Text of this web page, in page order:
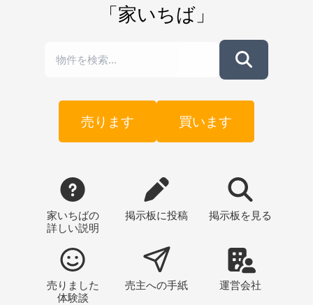
「家いちば」
売ります 買います
家いちばの
詳しい説明
掲示板に投稿 掲示板 を見る
売りました
体験談
売主への手紙 運営会社